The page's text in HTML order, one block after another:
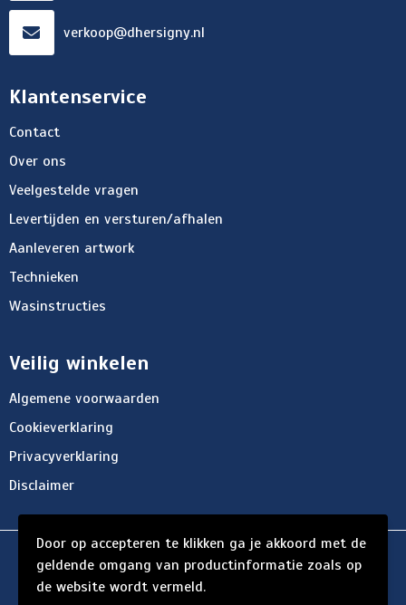
verkoop@dhersigny.nl
Klantenservice
Contact
Over ons
Veelgestelde vragen
Levertijden en versturen/afhalen
Aanleveren artwork
Technieken
Wasinstructies
Veilig winkelen
Algemene voorwaarden
Cookieverklaring
Privacyverklaring
Disclaimer
© Copyright d'Hersigny 2024
Door op accepteren te klikken ga je akkoord met de
geldende omgang van productinformatie zoals op
de website wordt vermeld.